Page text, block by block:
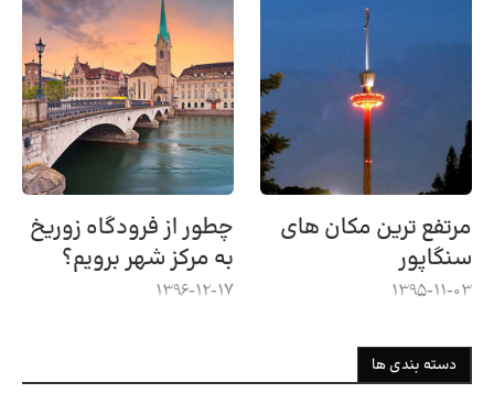
مرتفع ترین مکان های
سنگاپور
1395-11-03
چطور از فرودگاه زوریخ
به مرکز شهر برویم؟
1396-12-17
دسته بندی ها